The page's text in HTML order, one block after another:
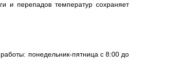
и перепадов температур сохраняет
понедельник-пятница с 8:00 до